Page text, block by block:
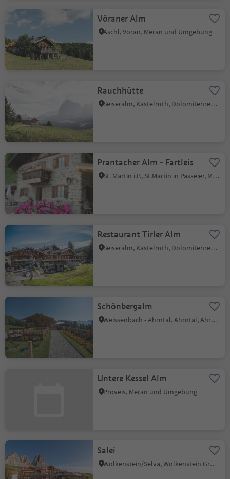
Vöraner Alm
Aschl, Vöran, Meran und Umgebung
Rauchhütte
Seiseralm, Kastelruth, Dolomitenregion Seiser Alm
Prantacher Alm - Fartleis
St. Martin i.P., St.Martin in Passeier, Meran und Umgebung
Restaurant Tirler Alm
Seiseralm, Kastelruth, Dolomitenregion Seiser Alm
Schönbergalm
Weissenbach - Ahrntal, Ahrntal, Ahrntal
Untere Kessel Alm
Proveis, Meran und Umgebung
Salei
Wolkenstein/Sëlva, Wolkenstein Gröden, Dolomitenregion Gröden